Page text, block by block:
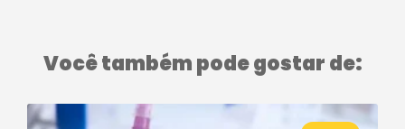
Você também pode gostar de: